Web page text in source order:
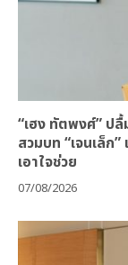
“เฮง ทัตพงศ์” ป
สวมบท “เจนเล็ก
เอาใจช่วย
07/08/2026